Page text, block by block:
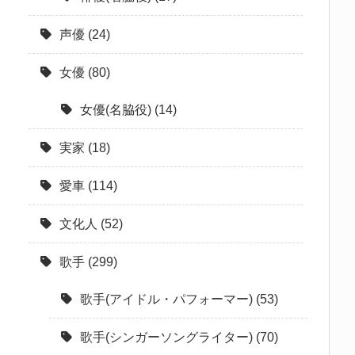
声優 (24)
女優 (80)
女優(名脇役) (14)
実家 (18)
愛車 (114)
文化人 (52)
歌手 (299)
歌手(アイドル・パフォーマー) (53)
歌手(シンガーソングライター) (70)